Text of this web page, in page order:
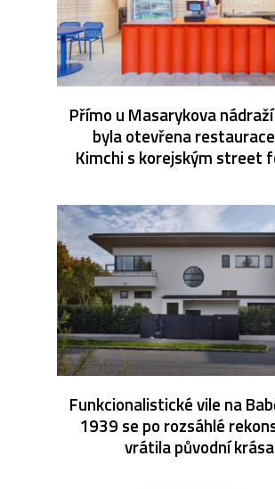
Přímo u Masarykova
byla otevřena
Kimchi s korejským street
Funkcionalistické vile na
1939 se po rozsáhlé
vrátila původní krása